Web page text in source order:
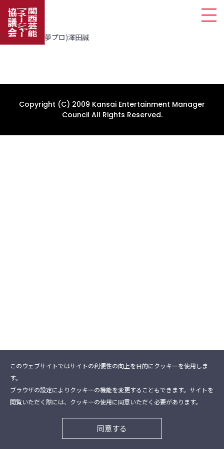
塗谷 和子(舞夢プロ)澤田誠
Copyright (C) 2009 Kansai Entertainment Manager
Council All Rights Reserved.
このウェブサイトではサイトの利便性の向上を目的にクッキーを使用しま
す。
ブラウザの設定によりクッキーの機能を変更することもできます。サイトを
閲覧いただく際には、クッキーの使用に同意いただく必要があります。
同意する